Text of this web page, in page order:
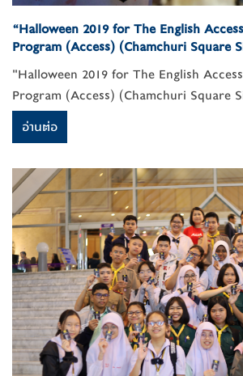
“Halloween 2019 for The English
Program (Access) (Chamchuri Square
"Halloween 2019 for The English
Program (Access) (Chamchuri Square
อ่านต่อ